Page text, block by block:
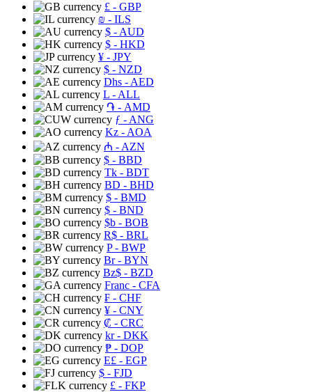
£ - GBP
₪ - ILS
$ - AUD
$ - HKD
¥ - JPY
$ - NZD
Dhs - AED
L - ALL
֏ - AMD
ƒ - ANG
Kz - AOA
₼ - AZN
$ - BBD
Tk - BDT
BD - BHD
$ - BMD
$ - BND
$b - BOB
R$ - BRL
P- BWP
Br- BYN
Bz$ - BZD
Franc - CFA
₣ - CHF
¥ - CNY
₡ - CRC
kr- DKK
₱ - DOP
E£ - EGP
$ - FJD
£ - FKP